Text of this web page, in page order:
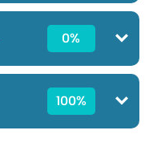
0%
100%